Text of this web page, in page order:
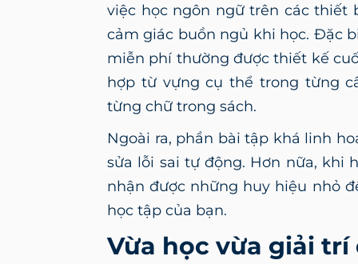
việc học ngôn ngữ trên các
cảm giác buồn ngủ khi học. Đặc
miễn phí thường được thiết kế
hợp từ vựng cụ thể trong từng
từng chữ trong sách.
Ngoài ra, phần bài tập khá linh
sửa lỗi sai tự động. Hơn nữa, khi
nhận được những huy hiệu nhỏ
học tập của bạn.
Vừa học vừa giải